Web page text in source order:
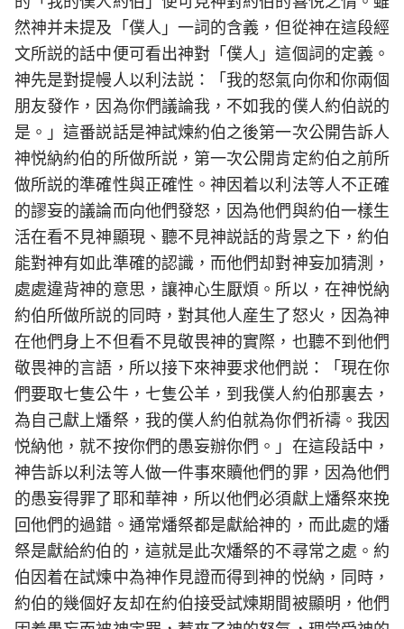
然神并未提及「僕人」一詞的含義，但從神在這段經
文所説的話中便可看出神對「僕人」這個詞的定義。
神先是對提幔人以利法説：「我的怒氣向你和你兩個
朋友發作，因為你們議論我，不如我的僕人約伯説的
是。」這番説話是神試煉約伯之後第一次公開告訴人
神悦納約伯的所做所説，第一次公開肯定約伯之前所
做所説的準確性與正確性。神因着以利法等人不正確
的謬妄的議論而向他們發怒，因為他們與約伯一樣生
活在看不見神顯現、聽不見神説話的背景之下，約伯
能對神有如此準確的認識，而他們却對神妄加猜測，
處處違背神的意思，讓神心生厭煩。所以，在神悦納
約伯所做所説的同時，對其他人産生了怒火，因為神
在他們身上不但看不見敬畏神的實際，也聽不到他們
敬畏神的言語，所以接下來神要求他們説：「現在你
們要取七隻公牛，七隻公羊，到我僕人約伯那裏去，
為自己獻上燔祭，我的僕人約伯就為你們祈禱。我因
悦納他，就不按你們的愚妄辦你們。」在這段話中，
神告訴以利法等人做一件事來贖他們的罪，因為他們
的愚妄得罪了耶和華神，所以他們必須獻上燔祭來挽
回他們的過錯。通常燔祭都是獻給神的，而此處的燔
祭是獻給約伯的，這就是此次燔祭的不尋常之處。約
伯因着在試煉中為神作見證而得到神的悦納，同時，
約伯的幾個好友却在約伯接受試煉期間被顯明，他們